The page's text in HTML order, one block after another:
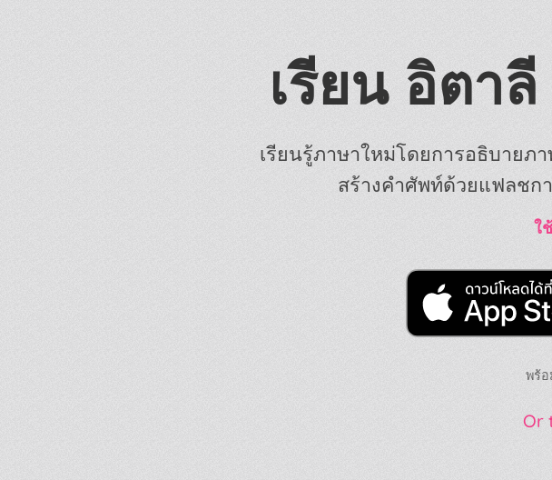
เรียน อิตา
เรียนรู้ภาษาใหม่โดยการอธิบาย
สร้างคำศัพท์ด้วยแฟลชก
ใ
พร้อ
Or